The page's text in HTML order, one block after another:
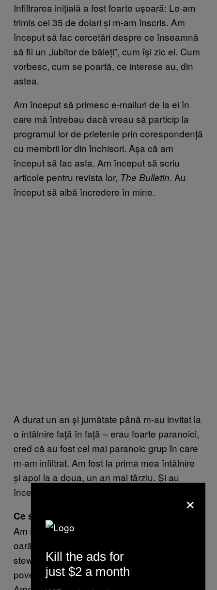
Infiltrarea inițială a fost foarte ușoară: Le-am
trimis cei 35 de dolari și m-am înscris. Am
început să fac cercetări despre ce înseamnă
să fii un „iubitor de băieți”, cum își zic ei. Cum
vorbesc, cum se poartă, ce interese au, din
astea.
Am început să primesc e-mailuri de la ei în
care mă întrebau dacă vreau să particip la
programul lor de prietenie prin corespondență
cu membrii lor din închisori. Așa că am
început să fac asta. Am început să scriu
articole pentru revista lor, The Bulletin. Au
început să aibă încredere în mine.
A durat un an și jumătate până m-au invitat la
o întâlnire față în față – erau foarte paranoici,
cred că au fost cel mai paranoic grup în care
m-am infiltrat. Am fost la prima mea întâlnire
și apoi la a doua, un an mai târziu. Și au
început să mă accepte abia de la a doua.
Ce s-a întâmplat la a doua întâlnire?
Am intrat în subiect mai agresiv decât prima
oară. Am cunoscut un individ care era
steward pe avion și a început să
povestească despre cum zbura gratis cu
×
Kill the ads for
just $2 a month